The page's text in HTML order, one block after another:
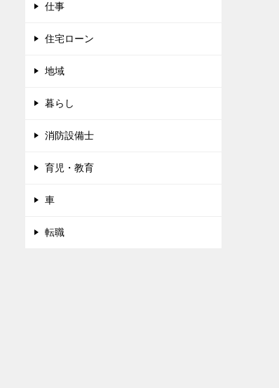
仕事
住宅ローン
地域
暮らし
消防設備士
育児・教育
車
転職